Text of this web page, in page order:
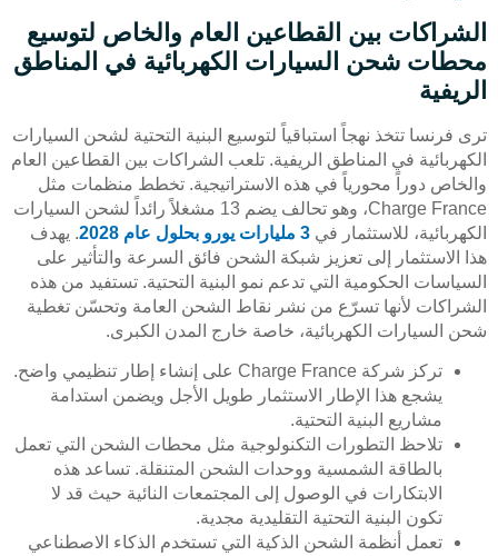
الشراكات بين القطاعين العام والخاص لتوسيع
محطات شحن السيارات الكهربائية في المناطق
الريفية
ترى فرنسا تتخذ نهجاً استباقياً لتوسيع البنية التحتية لشحن السيارات
الكهربائية في المناطق الريفية. تلعب الشراكات بين القطاعين العام
والخاص دوراً محورياً في هذه الاستراتيجية. تخطط منظمات مثل
Charge France، وهو تحالف يضم 13 مشغلاً رائداً لشحن السيارات
الكهربائية، للاستثمار في 3 مليارات يورو بحلول عام 2028
. يهدف
هذا الاستثمار إلى تعزيز شبكة الشحن فائق السرعة والتأثير على
السياسات الحكومية التي تدعم نمو البنية التحتية. تستفيد من هذه
الشراكات لأنها تسرّع من نشر نقاط الشحن العامة وتحسّن تغطية
شحن السيارات الكهربائية، خاصة خارج المدن الكبرى.
تركز شركة Charge France على إنشاء إطار تنظيمي واضح.
يشجع هذا الإطار الاستثمار طويل الأجل ويضمن استدامة
مشاريع البنية التحتية.
تلاحظ التطورات التكنولوجية مثل محطات الشحن التي تعمل
بالطاقة الشمسية ووحدات الشحن المتنقلة. تساعد هذه
الابتكارات في الوصول إلى المجتمعات النائية حيث قد لا
تكون البنية التحتية التقليدية مجدية.
تعمل أنظمة الشحن الذكية التي تستخدم الذكاء الاصطناعي